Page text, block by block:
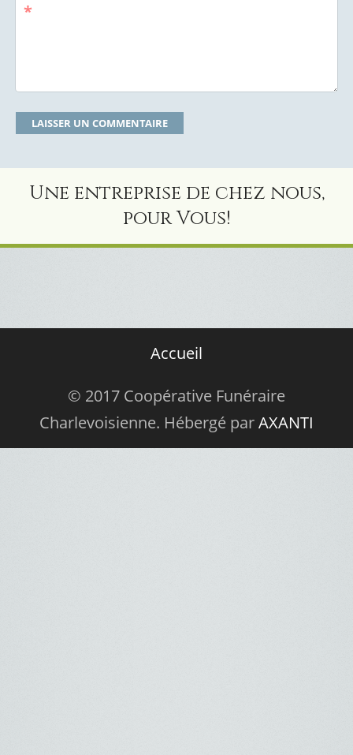
*
Une entreprise de chez nous,
pour Vous!
Accueil
© 2017 Coopérative Funéraire
Charlevoisienne. Hébergé parAXANTI